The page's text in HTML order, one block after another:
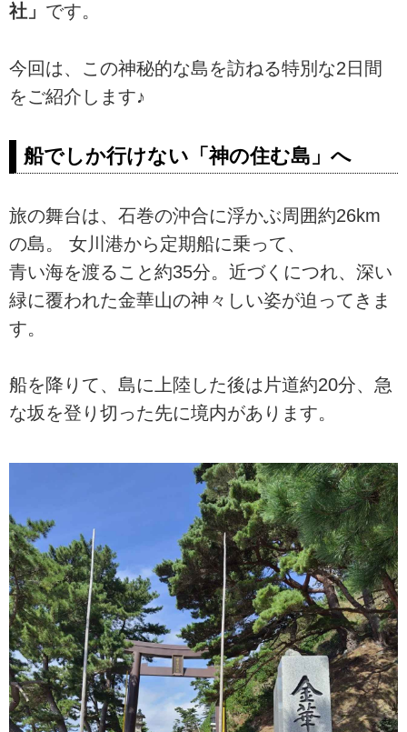
社」 です。
今回は、この神秘的な島を訪ねる特別な2日間
をご紹介します♪
船でしか行けない「神の住む島」へ
旅の舞台は、石巻の沖合に浮かぶ周囲約26km
の島。 女川港から定期船に乗って、
青い海を渡ること約35分。近づくにつれ、深い
緑に覆われた金華山の神々しい姿が迫ってきま
す。
船を降りて、島に上陸した後は片道約20分、急
な坂を登り切った先に境内があります。